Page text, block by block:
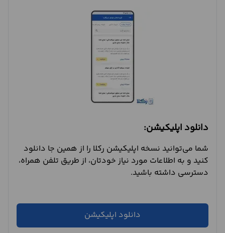
دانلود اپلیکیشن:
شما می‌توانید نسخه اپلیکیشن رکلا را از همین جا دانلود
کنید و به اطلاعات مورد نیاز خودتان، از طریق تلفن همراه،
دسترسی داشته باشید.
دانلود اپلیکیشن